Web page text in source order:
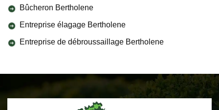
Bûcheron Bertholene
Entreprise élagage Bertholene
Entreprise de débroussaillage Bertholene